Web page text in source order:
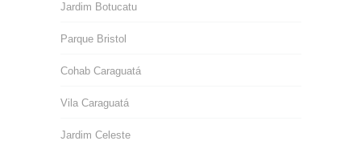
Jardim Botucatu
Parque Bristol
Cohab Caraguatá
Vila Caraguatá
Jardim Celeste